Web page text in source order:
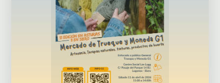
TE
CONTAMOS
ALGO
IMPORTANTE"